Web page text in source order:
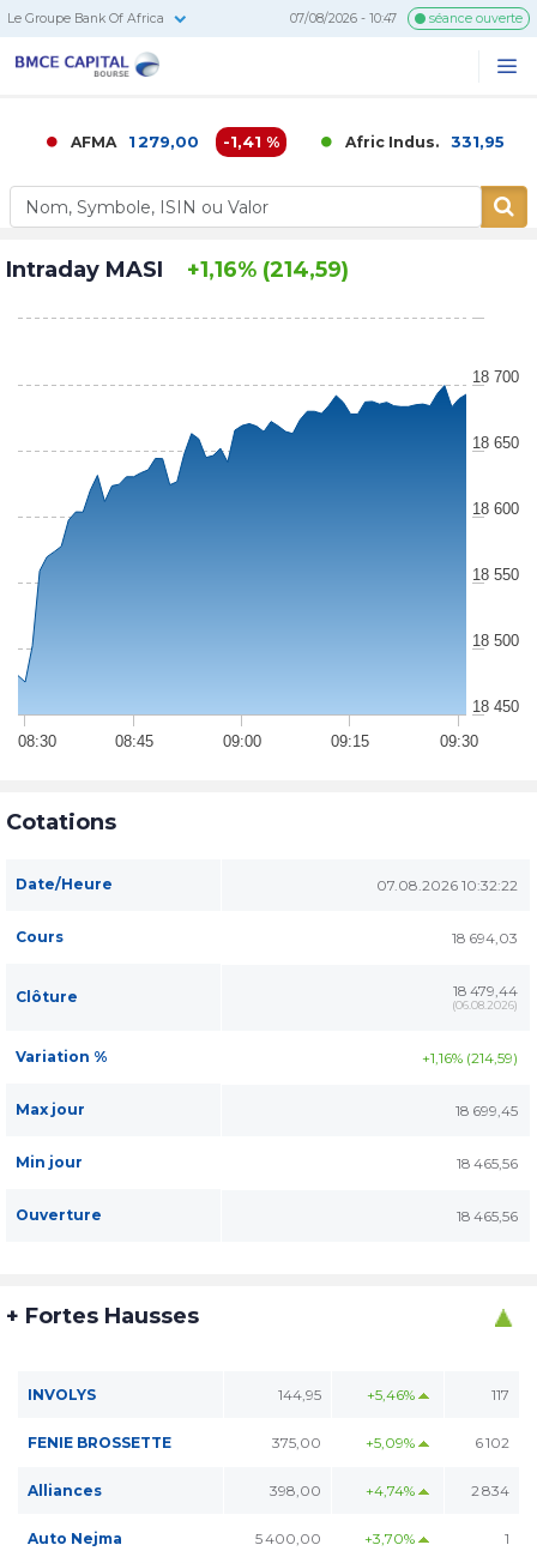
Le Groupe Bank Of Africa 07/08/2026 - 10:47 séance ouverte
AFMA 1 279,00 -1,41 % Afric Indus. 331,95 0,02
Intraday MASI +1,16% (214,59)
08:30 08:45 09:00 09:15 09:30
18 450
18 500
18 550
18 600
18 650
18 700
Cotations
Date/Heure 07.08.2026 10:32:22
Cours 18 694,03
Clôture 18 479,44
(06.08.2026)
Variation % +1,16% (214,59)
Max jour 18 699,45
Min jour 18 465,56
Ouverture 18 465,56
+ Fortes Hausses
INVOLYS 144,95 +5,46% 117
FENIE BROSSETTE 375,00 +5,09% 6 102
Alliances 398,00 +4,74% 2 834
Auto Nejma 5 400,00 +3,70% 1